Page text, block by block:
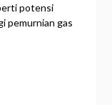
potensi
pemurnian gas